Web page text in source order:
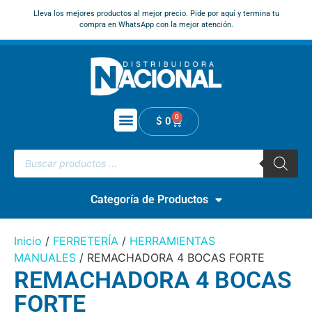
Lleva los mejores productos al mejor precio. Pide por aquí y termina tu
compra en WhatsApp con la mejor atención.
$ 0 0
Categoría de Productos
Inicio / FERRETERÍA / HERRAMIENTAS
MANUALES / REMACHADORA 4 BOCAS FORTE
REMACHADORA 4 BOCAS
FORTE